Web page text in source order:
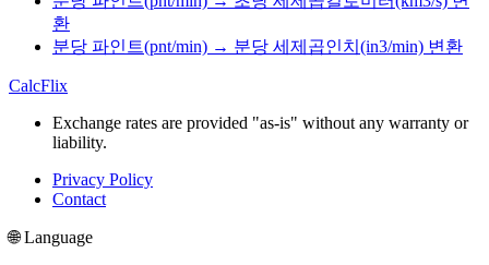
환
분당 파인트(pnt/min) → 분당 세제곱인치(in3/min) 변환
CalcFlix
Exchange rates are provided "as-is" without any warranty or
liability.
Privacy Policy
Contact
🌐 Language